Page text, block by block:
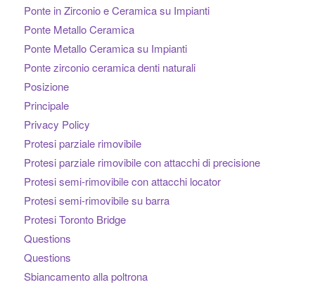
Ponte in Zirconio e Ceramica su Impianti
Ponte Metallo Ceramica
Ponte Metallo Ceramica su Impianti
Ponte zirconio ceramica denti naturali
Posizione
Principale
Privacy Policy
Protesi parziale rimovibile
Protesi parziale rimovibile con attacchi di precisione
Protesi semi-rimovibile con attacchi locator
Protesi semi-rimovibile su barra
Protesi Toronto Bridge
Questions
Questions
Sbiancamento alla poltrona